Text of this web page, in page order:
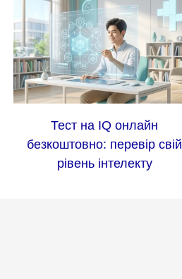
Тест на IQ онлайн
безкоштовно: перевір свій
рівень інтелекту